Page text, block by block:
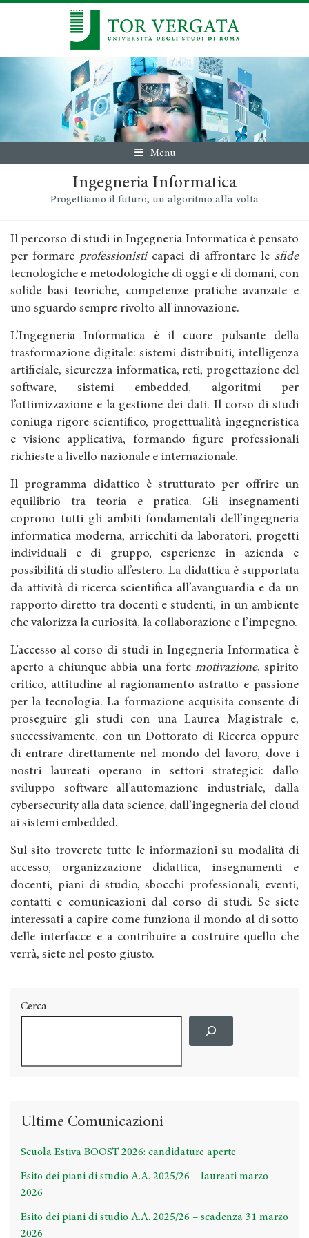
Menu
Ingegneria Informatica
Progettiamo il futuro, un algoritmo alla volta
Il percorso di studi in Ingegneria Informatica è pensato
per formare professionisticapaci di affrontare le sfide
tecnologiche e metodologiche di oggi e di domani, con
solide basi teoriche, competenze pratiche avanzate e
uno sguardo sempre rivolto all’innovazione.
L’Ingegneria Informatica è il cuore pulsante della
trasformazione digitale: sistemi distribuiti, intelligenza
artificiale, sicurezza informatica, reti, progettazione del
software, sistemi embedded, algoritmi per
l’ottimizzazione e la gestione dei dati. Il corso di studi
coniuga rigore scientifico, progettualità ingegneristica
e visione applicativa, formando figure professionali
richieste a livello nazionale e internazionale.
Il programma didattico è strutturato per offrire un
equilibrio tra teoria e pratica. Gli insegnamenti
coprono tutti gli ambiti fondamentali dell’ingegneria
informatica moderna, arricchiti da laboratori, progetti
individuali e di gruppo, esperienze in azienda e
possibilità di studio all’estero. La didattica è supportata
da attività di ricerca scientifica all’avanguardia e da un
rapporto diretto tra docenti e studenti, in un ambiente
che valorizza la curiosità, la collaborazione e l’impegno.
L’accesso al corso di studi in Ingegneria Informatica è
aperto a chiunque abbia una forte motivazione, spirito
critico, attitudine al ragionamento astratto e passione
per la tecnologia. La formazione acquisita consente di
proseguire gli studi con una Laurea Magistrale e,
successivamente, con un Dottorato di Ricerca oppure
di entrare direttamente nel mondo del lavoro, dove i
nostri laureati operano in settori strategici: dallo
sviluppo software all’automazione industriale, dalla
cybersecurity alla data science, dall’ingegneria del cloud
ai sistemi embedded.
Sul sito troverete tutte le informazioni su modalità di
accesso, organizzazione didattica, insegnamenti e
docenti, piani di studio, sbocchi professionali, eventi,
contatti e comunicazioni dal corso di studi. Se siete
interessati a capire come funziona il mondo al di sotto
delle interfacce e a contribuire a costruire quello che
verrà, siete nel posto giusto.
Cerca
Ultime Comunicazioni
Scuola Estiva BOOST 2026: candidature aperte
Esito dei piani di studio A.A. 2025/26 – laureati marzo
2026
Esito dei piani di studio A.A. 2025/26 – scadenza 31 marzo
2026